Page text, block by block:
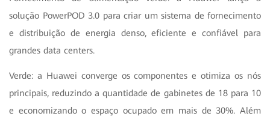
solução PowerPOD 3.0 para criar um sistema de fornecimento
e distribuição de energia denso, eficiente e confiável para
grandes data centers.
Verde: a Huawei converge os componentes e otimiza os nós
principais, reduzindo a quantidade de gabinetes de 18 para 10
e economizando o espaço ocupado em mais de 30%. Além